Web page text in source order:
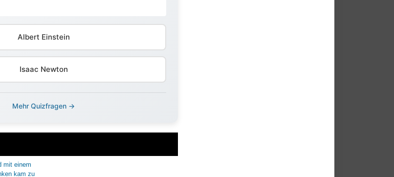
Albert Einstein
Isaac Newton
Mehr Quizfragen →